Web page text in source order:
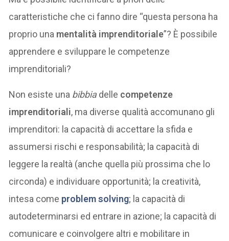
caratteristiche che ci fanno dire “questa persona ha
proprio una mentalità imprenditoriale”? È possibile
apprendere e sviluppare le competenze
imprenditoriali?
Non esiste una bibbiadelle competenze
imprenditoriali, ma diverse qualità accomunano gli
imprenditori: la capacità di accettare la sfida e
assumersi rischi e responsabilità; la capacità di
leggere la realtà (anche quella più prossima che lo
circonda) e individuare opportunità; la creatività,
intesa come problem solving; la capacità di
autodeterminarsi ed entrare in azione; la capacità di
comunicare e coinvolgere altri e mobilitare in